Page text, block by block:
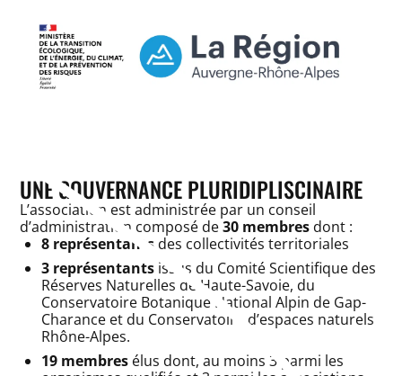
UNE GOUVERNANCE PLURIDIPLISCINAIRE
L’association est administrée par un conseil
d’administration composé de30 membres dont :
8 représentants des collectivités territoriales
3 représentants issus du Comité Scientifique des
Réserves Naturelles de Haute-Savoie, du
Conservatoire Botanique National Alpin de Gap-
Charance et du Conservatoire d’espaces naturels
Rhône-Alpes.
19 membres élus dont, au moins 3 parmi les